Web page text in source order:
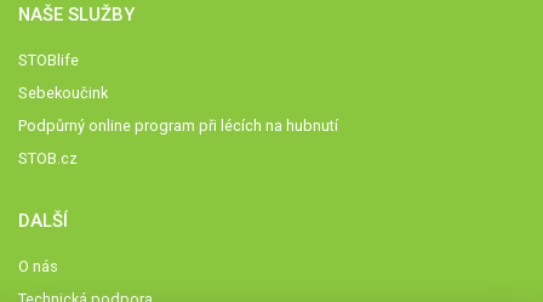
NAŠE SLUŽBY
STOBlife
Sebekoučink
Podpůrný online program při lécích na hubnutí
STOB.cz
DALŠÍ
O nás